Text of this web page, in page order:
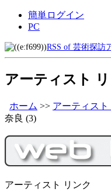
簡単ログイン
PC
RSS of 芸術探訪
アーティスト
ホーム >> アーティスト
奈良 (3)
アーティスト リンク